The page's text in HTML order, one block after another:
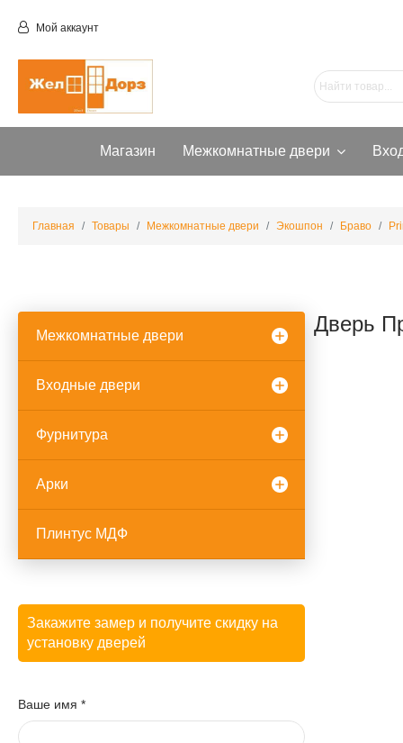
Мой аккаунт
Магазин Межкомнатные двери
Главная Товары Межкомнатные двери Экошпон Браво
Межкомнатные двери
Входные двери
Фурнитура
Арки
Плинтус МДФ
Закажите замер и получите скидку на
установку дверей
Ваше имя *
Дверь